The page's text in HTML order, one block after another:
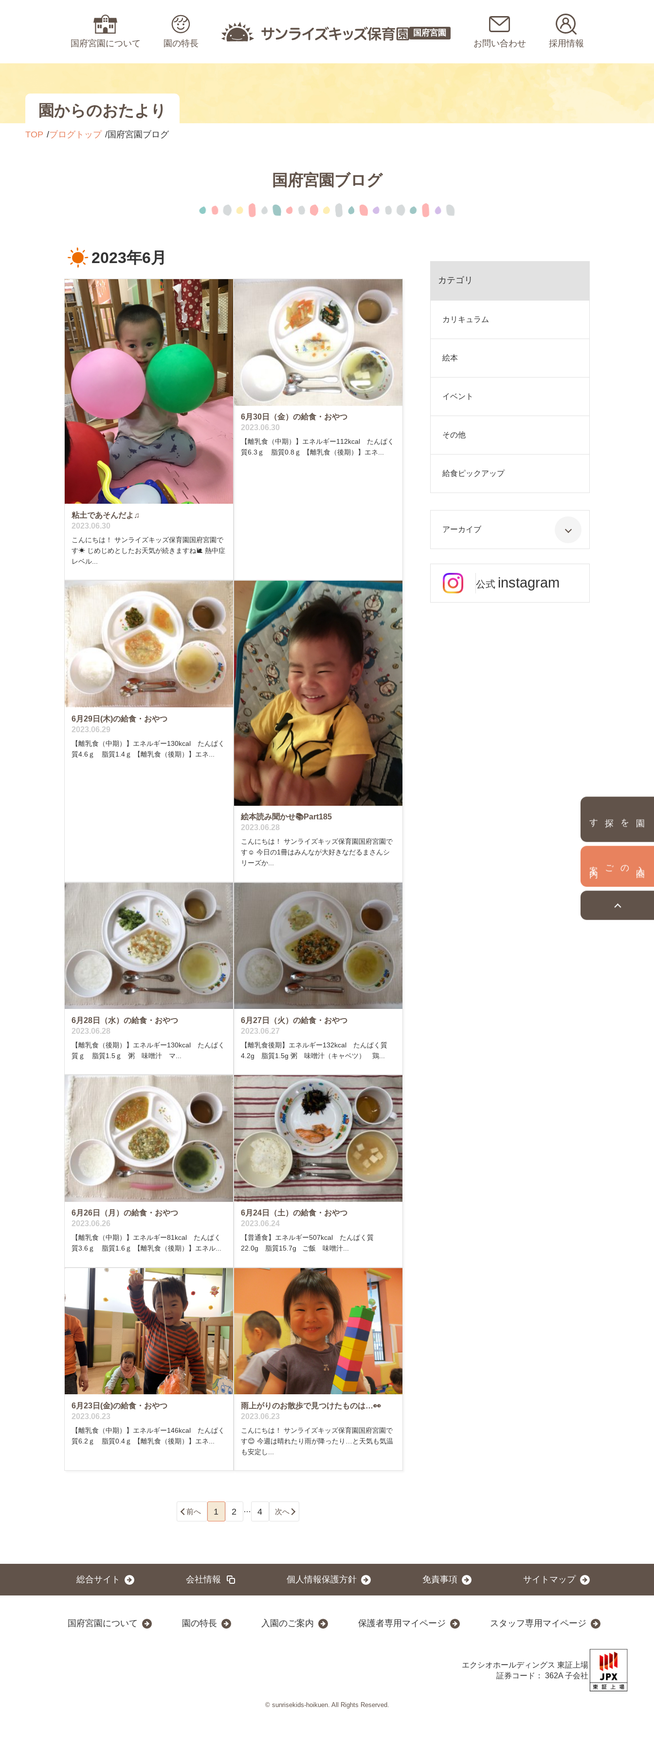
国府宮園について 園の特長
国府宮園
お問い合わせ 採用情報
園を探す
園からのおたより
TOP ブログトップ 国府宮園ブログ
国府宮園ブログ
2023年6月
粘土であそんだよ♫
2023.06.30
こんにちは！ サンライズキッズ保育園国府宮園で
す☀ じめじめとしたお天気が続きますね🐌 熱中症
レベル...
6月30日（金）の給食・おやつ
2023.06.30
【離乳食（中期）】エネルギー112kcal たんぱく
質6.3ｇ 脂質0.8ｇ 【離乳食（後期）】エネ...
6月29日(木)の給食・おやつ
2023.06.29
【離乳食（中期）】エネルギー130kcal たんぱく
質4.6ｇ 脂質1.4ｇ 【離乳食（後期）】エネ...
絵本読み聞かせ📚Part185
2023.06.28
こんにちは！ サンライズキッズ保育園国府宮園で
す☺ 今日の1冊はみんなが大好きなだるまさんシ
リーズか...
6月28日（水）の給食・おやつ
2023.06.28
【離乳食（後期）】エネルギー130kcal たんぱく
質ｇ 脂質1.5ｇ 粥 味噌汁 マ...
6月27日（火）の給食・おやつ
2023.06.27
【離乳食後期】エネルギー132kcal たんぱく質
4.2g 脂質1.5g 粥 味噌汁（キャベツ） 鶏...
6月26日（月）の給食・おやつ
2023.06.26
【離乳食（中期）】エネルギー81kcal たんぱく
質3.6ｇ 脂質1.6ｇ 【離乳食（後期）】エネル...
6月24日（土）の給食・おやつ
2023.06.24
【普通食】エネルギー507kcal たんぱく質
22.0g 脂質15.7g ご飯 味噌汁...
6月23日(金)の給食・おやつ
2023.06.23
【離乳食（中期）】エネルギー146kcal たんぱく
質6.2ｇ 脂質0.4ｇ 【離乳食（後期）】エネ...
雨上がりのお散歩で見つけたものは…👀
2023.06.23
こんにちは！ サンライズキッズ保育園国府宮園で
す😊 今週は晴れたり雨が降ったり…と天気も気温
も安定し...
前へ 1 2 … 4 次へ
カテゴリ
カリキュラム
絵本
イベント
その他
給食ピックアップ
アーカイブ
公式 instagram
総合サイト 会社情報 個人情報保護方針 免責事項 サイトマップ
国府宮園について 園の特長 入園のご案内 保護者専用マイページ スタッフ専用マイページ
エクシオホールディングス 東証上場
証券コード： 362A 子会社
© sunrisekids-hoikuen. All Rights Reserved.